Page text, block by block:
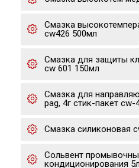
Смазка
cw426 500мл
Смазка для защиты
cw 601 150мл
Смазка для
pag, 4г стик-пакет cw-
Смазка cиликоновая
Сольвент
кондиционирования 5л